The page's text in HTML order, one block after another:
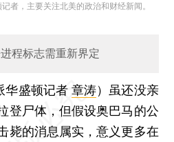
者，主要关注北美的政治和财经新闻。
程标志需重新界定
华盛顿记者章涛） 虽还没亲
登尸体，但假设奥巴马的公
毙的消息属实，意义更多在